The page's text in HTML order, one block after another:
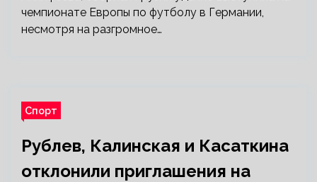
чемпионате Европы по футболу в Германии,
несмотря на разгромное…
Спорт
Рублев, Калинская и Касаткина
отклонили приглашения на